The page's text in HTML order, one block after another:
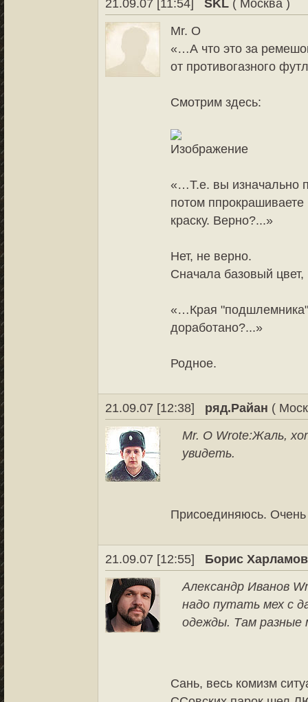
21.09.07 [11:54] SKL ( Москва )
Mr. O
«…А что это за
от противогазного
Смотрим здесь:
«…Т.е. вы изначально
потом
краску. Верно?...»
Нет, не верно.
Сначала базовый
«…Края
доработано?...»
Родное.
21.09.07 [12:38] ряд.Райан (
Mr. O Wrote:Жаль,
увидеть.
Присоединяюсь. Очень
21.09.07 [12:55]
Борис Харламов
Александр Иванов
надо путать мех с
одежды. Там разные
Сань, весь комизм